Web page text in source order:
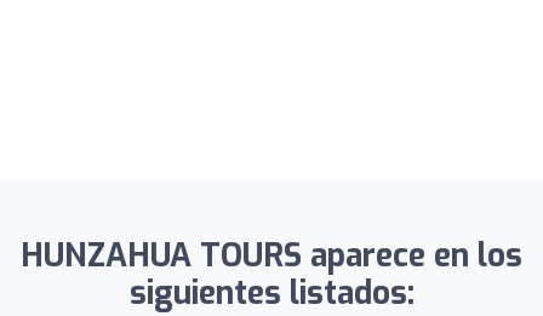
HUNZAHUA TOURS aparece en los
siguientes listados: